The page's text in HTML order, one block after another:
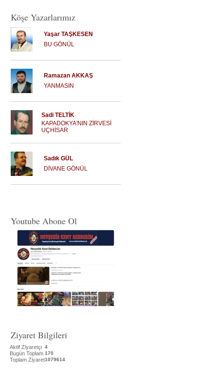
Köşe Yazarlarımız
Yaşar TAŞKESEN
BU GÖNÜL
Ramazan AKKAŞ
YANMASIN
Sadi TELTİK
KAPADOKYA'NIN ZİRVESİ
UÇHİSAR
Sadık GÜL
DİVANE GÖNÜL
Youtube Abone Ol
Ziyaret Bilgileri
Aktif Ziyaretçi 4
Bugün Toplam 170
Toplam Ziyaret1079614